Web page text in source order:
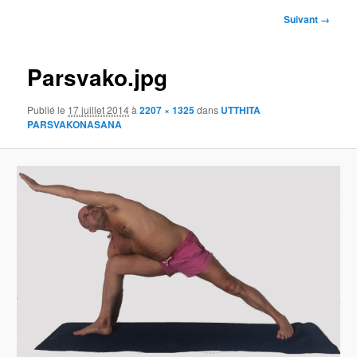
Navigation
Suivant →
Parsvako.jpg
Publié le 17 juillet 2014à2207 × 1325dans UTTHITA
PARSVAKONASANA